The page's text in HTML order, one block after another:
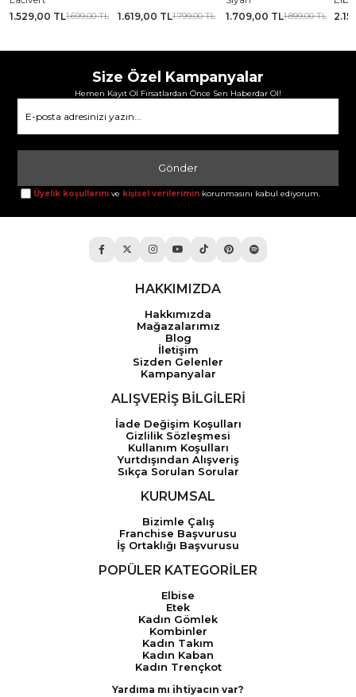
1.529,00 TL1.699,00 TL 1.619,00 TL1.799,00 TL
1.709,00 TL1.899,00 TL
Size Özel Kampanyalar
Hemen Kayıt Ol Fırsatlardan Önce Sen Haberdar Ol!
Gönder
Üyelik koşullarını ve kişisel verilerimin korunmasını kabul ediyorum.
HAKKIMIZDA
Hakkımızda
Mağazalarımız
Blog
İletişim
Sizden Gelenler
Kampanyalar
ALIŞVERİŞ BİLGİLERİ
İade Değişim Koşulları
Gizlilik Sözleşmesi
Kullanım Koşulları
Yurtdışından Alışveriş
Sıkça Sorulan Sorular
KURUMSAL
Bizimle Çalış
Franchise Başvurusu
İş Ortaklığı Başvurusu
POPÜLER KATEGORİLER
Elbise
Etek
Kadın Gömlek
Kombinler
Kadın Takım
Kadın Kaban
Kadın Trençkot
Yardıma mı ihtiyacın var?